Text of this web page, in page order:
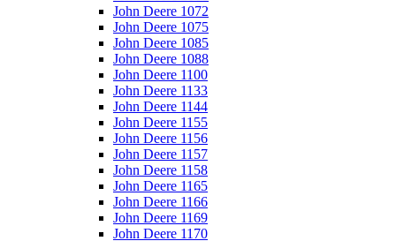
John Deere 1072
John Deere 1075
John Deere 1085
John Deere 1088
John Deere 1100
John Deere 1133
John Deere 1144
John Deere 1155
John Deere 1156
John Deere 1157
John Deere 1158
John Deere 1165
John Deere 1166
John Deere 1169
John Deere 1170